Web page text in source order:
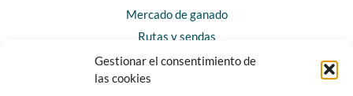
Gestionar el consentimiento de
las cookies
Mercado de ganado
Rutas y sendas